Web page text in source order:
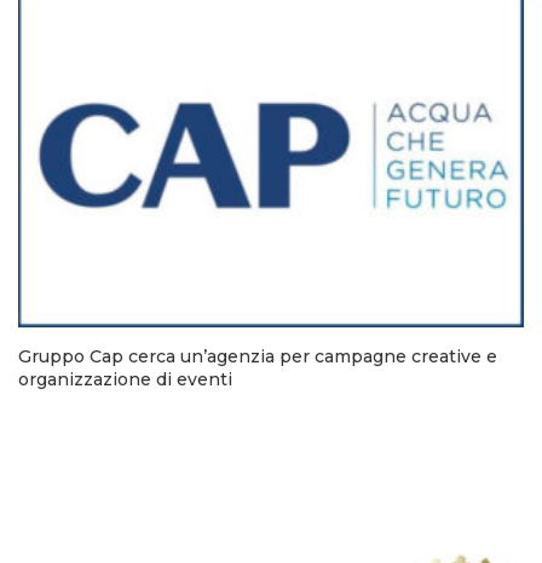
Gruppo Cap cerca un’agenzia per campagne creative e
organizzazione di eventi